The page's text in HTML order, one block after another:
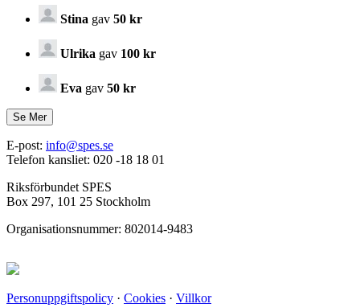
Stina gav 50 kr
Ulrika gav 100 kr
Eva gav 50 kr
E-post: info@spes.se
Telefon kansliet: 020 -18 18 01
Riksförbundet SPES
Box 297, 101 25 Stockholm
Organisationsnummer: 802014-9483
Personuppgiftspolicy · Cookies · Villkor